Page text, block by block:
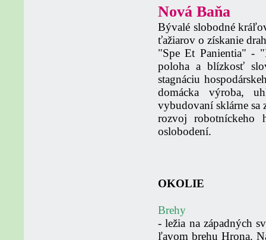
Nová Baňa
Bývalé slobodné
ťažiarov o získanie
Spe Et Panientia
-
poloha a blízkosť
stagnáciu
domácka výroba,
vybudovaní sklárne sa
rozvoj robotníckeho
oslobodení.
OKOLIE
Brehy
- ležia na západných
ľavom brehu Hrona.